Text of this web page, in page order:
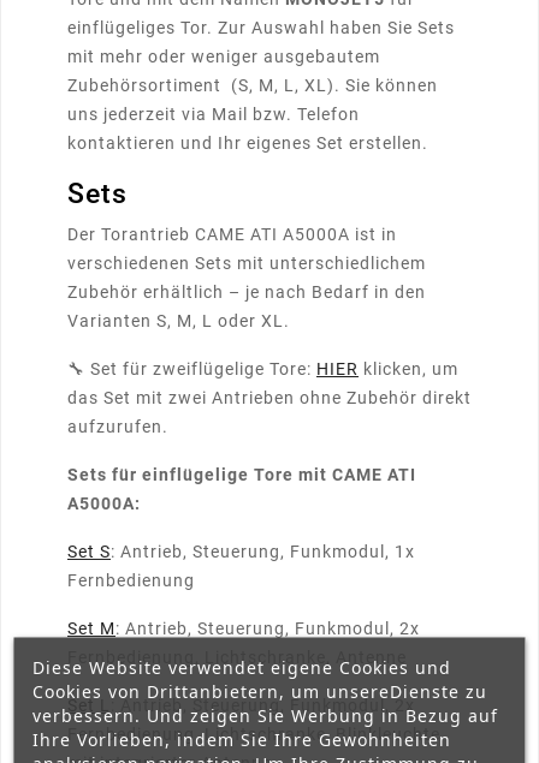
einflügeliges Tor. Zur Auswahl haben Sie Sets
mit mehr oder weniger ausgebautem
Zubehörsortiment (S, M, L, XL). Sie können
uns jederzeit via Mail bzw. Telefon
kontaktieren und Ihr eigenes Set erstellen.
Sets
Der Torantrieb CAME ATI A5000A ist in
verschiedenen Sets mit unterschiedlichem
Zubehör erhältlich – je nach Bedarf in den
Varianten S, M, L oder XL.
🔧 Set für zweiflügelige Tore: HIER klicken, um
das Set mit zwei Antrieben ohne Zubehör direkt
aufzurufen.
Sets für einflügelige Tore mit CAME ATI
A5000A:
Set S: Antrieb, Steuerung, Funkmodul, 1x
Fernbedienung
Set M: Antrieb, Steuerung, Funkmodul, 2x
Fernbedienung, Lichtschranke, Antenne
: Antrieb, Steuerung, Funkmodul, 2x
Fernbedienung, Lichtschranke, Blinkleuchte
Diese Website verwendet eigene Cookies und
Cookies von Drittanbietern, um unsereDienste zu
verbessern. Und zeigen Sie Werbung in Bezug auf
Ihre Vorlieben, indem Sie Ihre Gewohnheiten